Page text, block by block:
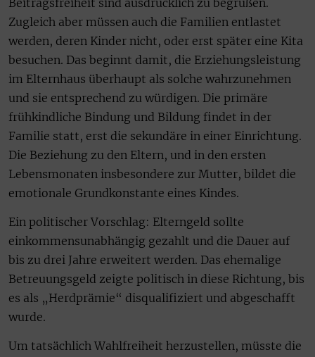
Zugleich aber müssen auch die Familien entlastet
werden, deren Kinder nicht, oder erst später eine Kita
besuchen. Das beginnt damit, die Erziehungsleistung
im Elternhaus überhaupt als solche wahrzunehmen
und sie entsprechend zu würdigen. Die primäre
frühkindliche Bindung und Bildung findet in der
Familie statt, erst die sekundäre in einer Einrichtung.
Die Beziehung zu den Eltern, und in den ersten
Lebensmonaten insbesondere zur Mutter, bildet die
emotionale Grundkonstante eines Kindes.
Ein politischer Vorschlag: Elterngeld sollte
einkommensunabhängig gezahlt und die Dauer auf
bis zu drei Jahre erweitert werden. Das ehemalige
Betreuungsgeld zeigte politisch in diese Richtung, bis
es als „Herdprämie“ disqualifiziert und abgeschafft
wurde.
Um tatsächlich Wahlfreiheit herzustellen, müsste die